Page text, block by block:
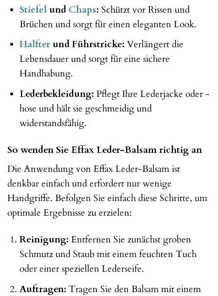
Stiefelund Chaps: Schützt vor Rissen und
Brüchen und sorgt für einen eleganten Look.
Halfterund Führstricke: Verlängert die
Lebensdauer und sorgt für eine sichere
Handhabung.
Lederbekleidung: Pflegt Ihre Lederjacke oder -
hose und hält sie geschmeidig und
widerstandsfähig.
So wenden Sie Effax Leder-Balsam richtig an
Die Anwendung von Effax Leder-Balsam ist
denkbar einfach und erfordert nur wenige
Handgriffe. Befolgen Sie einfach diese Schritte, um
optimale Ergebnisse zu erzielen:
Reinigung: Entfernen Sie zunächst groben
Schmutz und Staub mit einem feuchten Tuch
oder einer speziellen Lederseife.
Auftragen: Tragen Sie den Balsam mit einem